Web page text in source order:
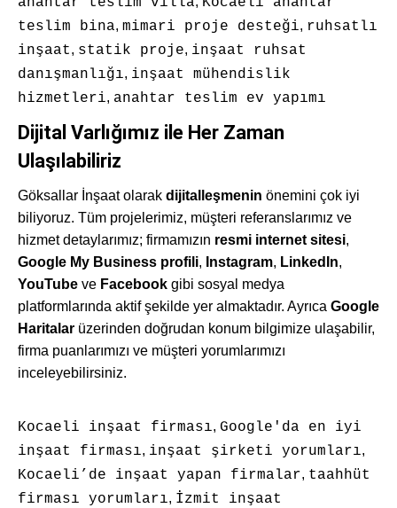
teslim bina, mimari proje desteği, ruhsatlı
inşaat, statik proje, inşaat ruhsat
danışmanlığı, inşaat mühendislik
hizmetleri, anahtar teslim ev yapımı
Dijital Varlığımız ile Her Zaman
Ulaşılabiliriz
Göksallar İnşaat olarak dijitalleşmenin önemini çok iyi
biliyoruz. Tüm projelerimiz, müşteri referanslarımız ve
hizmet detaylarımız; firmamızın resmi internet sitesi,
Google My Business profili, Instagram, LinkedIn,
YouTube ve Facebook gibi sosyal medya
platformlarında aktif şekilde yer almaktadır. Ayrıca Google
Haritalar üzerinden doğrudan konum bilgimize ulaşabilir,
firma puanlarımızı ve müşteri yorumlarımızı
inceleyebilirsiniz.
Kocaeli inşaat firması, Google'da en iyi
inşaat firması, inşaat şirketi yorumları,
Kocaeli’de inşaat yapan firmalar, taahhüt
firması yorumları, İzmit inşaat